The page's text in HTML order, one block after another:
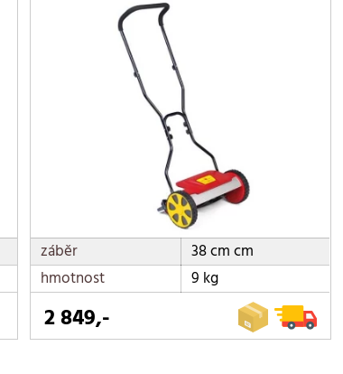
záběr
38 cm cm
hmotnost
9 kg
2 849,-